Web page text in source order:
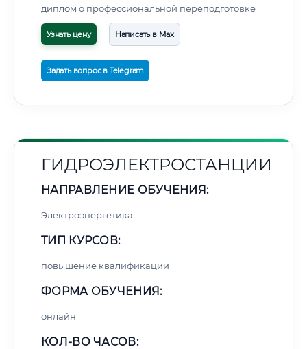
диплом о профессиональной переподготовке
Узнать цену Написать в Max
Задать вопрос в Telegram
ГИДРОЭЛЕКТРОСТАНЦИИ
НАПРАВЛЕНИЕ ОБУЧЕНИЯ:
Электроэнергетика
ТИП КУРСОВ:
повышение квалификации
ФОРМА ОБУЧЕНИЯ:
онлайн
КОЛ-ВО ЧАСОВ: